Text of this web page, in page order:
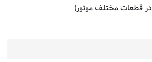
در قطعات مختلف موتور)